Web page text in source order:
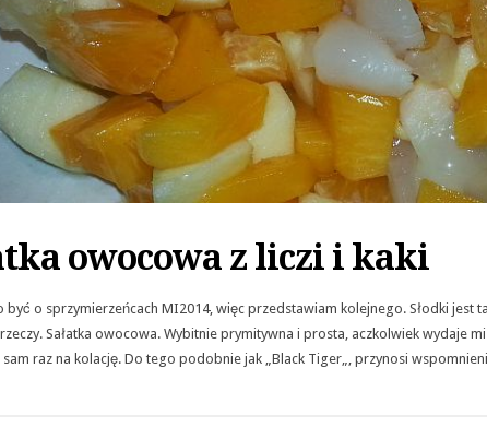
owocowa z liczi i kaki
być o sprzymierzeńcach MI2014, więc przedstawiam kolejnego. Słodki jest
Sałatka owocowa. Wybitnie prymitywna i prosta, aczkolwiek wydaje
sam raz na kolację. Do tego podobnie jak „Black Tiger„, przynosi